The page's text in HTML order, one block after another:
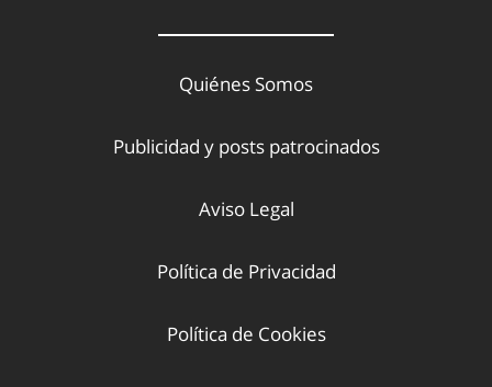
Quiénes Somos
Publicidad y posts patrocinados
Aviso Legal
Política de Privacidad
Política de Cookies